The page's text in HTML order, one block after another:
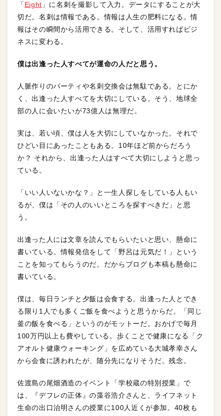
「 Eight 」に名刺を撮影して入力。データにすることが大
切だ。名刺は情報である。情報は人生の肥料になる。情
報はその瞬間から活用できる。そして、活用すればビジ
ネスに変わる。
僕は出逢った人すべてが運命の人だと思う。
人脈作りのパーティや名刺交換会は無駄である。とにか
く、出逢った人すべてを大切にしている。そう、地球全
部の人に会いたいが73億人は無理だ。
実は、若い頃、僕は人を大切にしていなかった。それで
ひどい目にあったこともある。10年ほど前からだろう
か？ それから、出逢った人はすべて大切にしようと思っ
ている。
「いい人いないかな？」と一生人探しをしている人もい
るが、僕は「その人のいいところを探すべきだ」と思
う。
出逢った人には文章を読んでもらいたいと思い、懸命に
書いている。情報発信をして「野呂は元気だ！」という
ことを知ってもらうのだ。だからブログも本稿も懸命に
書いている。
僕は、毎日ランチと夕飯は会食する。出逢った人とでき
る限り1人でも多くご飯を食べようと思うからだ。「同じ
釜の飯を食べる」というのがモットーだ。おかげで毎月
100万円以上も費やしている。歩くことで健康になる「ク
アオルト健康ウォーキング」を広めている大城孝幸さん
から会食に誘われたが、随分先になりそうだ。残念。
佐渡島の尾畑酒造のイベント「学校蔵の特別授業」で
は、『デフレの正体』の藻谷浩介さんと、ライフネット
生命の出口治明さんの授業に100人近くが参加。40枚も